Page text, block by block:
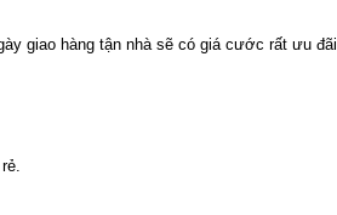
giao hàng tận nhà sẽ có giá cước rất ưu đãi.